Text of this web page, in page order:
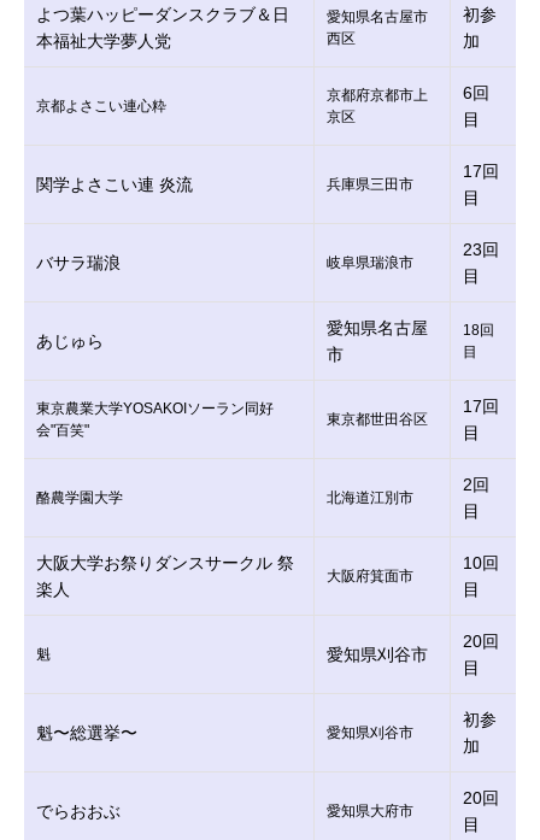
よつ葉ハッピーダンスクラブ＆日
本福祉大学夢人党
愛知県名古屋市
西区
初参
加
京都よさこい連心粋
京都府京都市上
京区
6回
目
関学よさこい連 炎流 兵庫県三田市
17回
目
バサラ瑞浪 岐阜県瑞浪市
23回
目
あじゅら
愛知県名古屋
市
18回
目
東京農業大学YOSAKOIソーラン同好
会"百笑"
東京都世田谷区
17回
目
酪農学園大学 北海道江別市
2回
目
大阪大学お祭りダンスサークル 祭
楽人
大阪府箕面市
10回
目
魁 愛知県刈谷市
20回
目
魁〜総選挙〜 愛知県刈谷市
初参
加
でらおおぶ 愛知県大府市
20回
目